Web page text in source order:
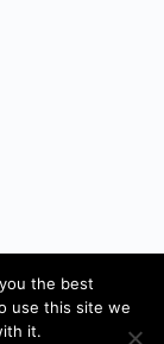
the best
use this site we
it.